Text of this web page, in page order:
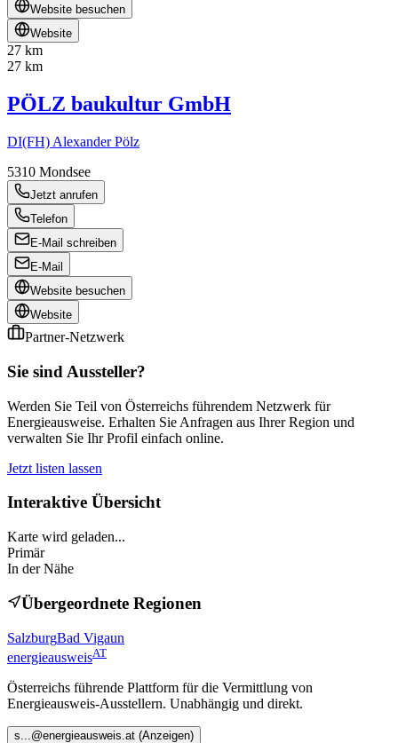
Website besuchen
Website
27 km
27 km
PÖLZ baukultur GmbH
DI(FH) Alexander Pölz
5310 Mondsee
Jetzt anrufen
Telefon
E-Mail schreiben
E-Mail
Website besuchen
Website
Partner-Netzwerk
Sie sind Aussteller?
Werden Sie Teil von Österreichs führendem Netzwerk für
Energieausweise. Erhalten Sie Anfragen aus Ihrer Region und
verwalten Sie Ihr Profil einfach online.
Jetzt listen lassen
Interaktive Übersicht
Karte wird geladen...
Primär
In der Nähe
Übergeordnete Regionen
SalzburgBad Vigaun
energieausweisAT
Österreichs führende Plattform für die Vermittlung von
Energieausweis-Ausstellern. Unabhängig und direkt.
s ...@energieausweis.at (Anzeigen)